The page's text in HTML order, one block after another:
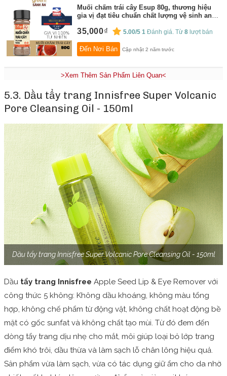
Muối chấm trái cây Esup 80g, thương hiệu
gia vị đạt tiêu chuẩn chất lượng vệ sinh an
35,000 5.00/5 1Đánh giá. Từ 8lượt bán
Đến Nơi Bán Cập nhật 2 năm trước
>Xem Thêm Sản Phẩm Liên Quan<
5.3. Dầu tẩy trang Innisfree Super Volcanic
Pore Cleansing Oil - 150ml
Dầu tẩy trang Innisfree Super Volcanic Pore Cleansing Oil - 150ml
Dầu tẩy trang Innisfree Apple Seed Lip & Eye Remover với
công thức 5 không: Không dầu khoáng, không màu tổng
hợp, không chế phẩm từ động vật, không chất hoạt động bề
mặt có gốc sunfat và không chất tạo mùi. Từ đó đem đến
dòng tẩy trang dịu nhẹ cho mắt, môi giúp loại bỏ lớp trang
điểm khó trôi, dầu thừa và làm sạch lỗ chân lông hiệu quả.
Sản phẩm vừa làm sạch, vừa có tác dụng giữ ẩm cho da nhờ